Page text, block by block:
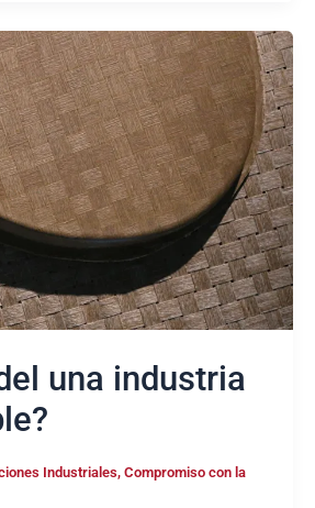
una industria
Industriales, Compromiso con la